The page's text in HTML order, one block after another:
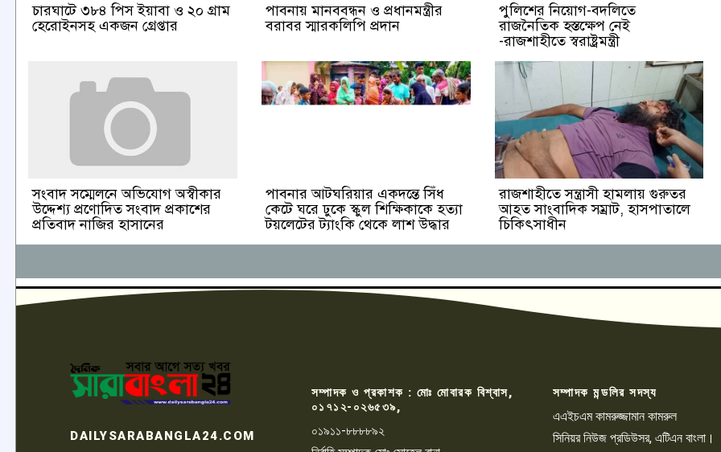
চারঘাটে ৩৮৪ পিস ইয়াবা ও ২০ গ্রাম
হেরোইনসহ একজন গ্রেপ্তার
পাবনায় মানববন্ধন ও প্রধানমন্ত্রীর
বরাবর স্মারকলিপি প্রদান
পুলিশের নিয়োগ-বদলিতে
রাজনৈতিক হস্তক্ষেপ নেই
-রাজশাহীতে স্বরাষ্ট্রমন্ত্রী
সংবাদ সম্মেলনে অভিযোগ অস্বীকার
উদ্দেশ্য প্রণোদিত সংবাদ প্রকাশের
প্রতিবাদ নাজির হাসানের
পাবনার আটঘরিয়ার একদন্তে সিঁধ
কেটে ঘরে ঢুকে স্কুল শিক্ষিকাকে হত্যা
টয়লেটের ট্যাংকি থেকে লাশ উদ্ধার
রাজশাহীতে সন্ত্রাসী হামলায় গুরুতর
আহত সাংবাদিক সম্রাট, হাসপাতালে
চিকিৎসাধীন
DAILYSARABANGLA24.COM
সম্পাদক ও প্রকাশক : মোঃ মোবারক বিশ্বাস,
০১৭১২-০২৬৫৩৯,
০১৯১১-৮৮৮৮৯২
সম্পাদক মন্ডলির সদস্য
এএইচএম কামরুজ্জামান কামরুল
সিনিয়র নিউজ প্রডিউসর, এটিএন বাংলা।